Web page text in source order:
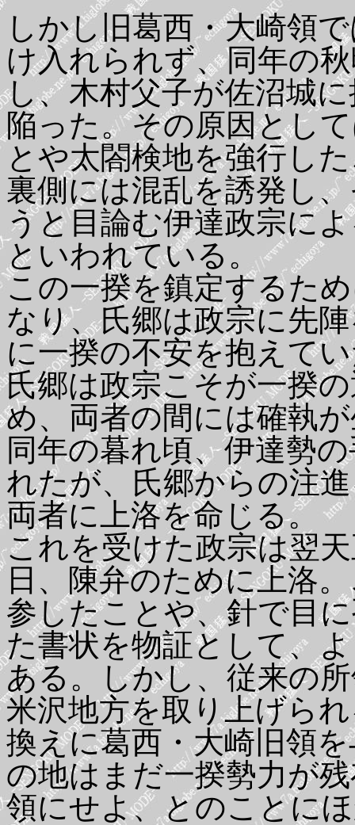
しかし旧葛西・大崎領
け入れられず、同年の
し、木村父子が佐沼城
陥った。その原因とし
とや太閤検地を強行し
裏側には混乱を誘発し
うと目論む伊達政宗に
といわれている。
この一揆を鎮定するた
なり、氏郷は政宗に先
に一揆の不安を抱えて
氏郷は政宗こそが一揆
め、両者の間には確執
同年の暮れ頃、伊達勢
れたが、氏郷からの注
両者に上洛を命じる。
これを受けた政宗は翌
日、陳弁のために上洛
参したことや、針で目
た書状を物証として、
ある。しかし、従来の
米沢地方を取り上げら
換えに葛西・大崎旧領
の地はまだ一揆勢力が
領にせよ、とのことに